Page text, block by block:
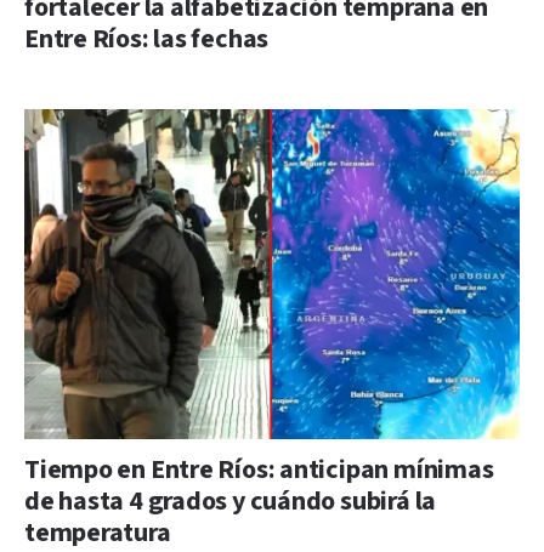
fortalecer la alfabetización temprana en
Entre Ríos: las fechas
Tiempo en Entre Ríos: anticipan mínimas
de hasta 4 grados y cuándo subirá la
temperatura